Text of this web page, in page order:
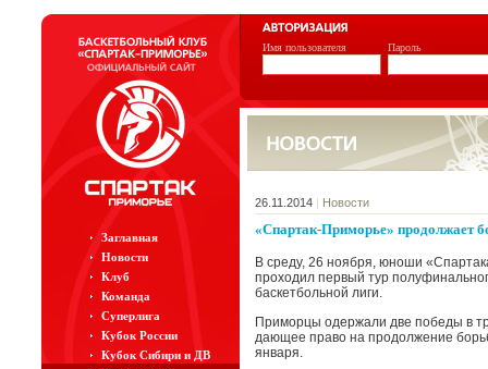
Имя пользователя Пароль
Заглавная
Новости
Клуб
Команда
Суперлига
Кубок России
Кубок Сибири и ДВ
26.11.2014 | Новости
«Спартак-Приморье» продолжает
В среду, 26 ноября, юноши
проходил первый тур
баскетбольной лиги.
Приморцы одержали две победы в
дающее право на продолжение
января.